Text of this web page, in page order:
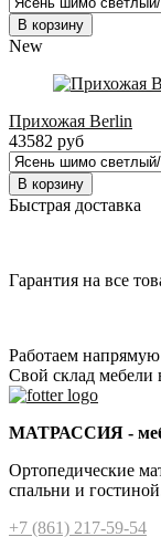
В корзину
New
Прихожая Berlin
43582 руб
В корзину
Быстрая доставка
Гарантия на все
Работаем
Свой склад мебели
МАТРАССИЯ -
Ортопедические
спальни и
+7 (861) 217-59-54